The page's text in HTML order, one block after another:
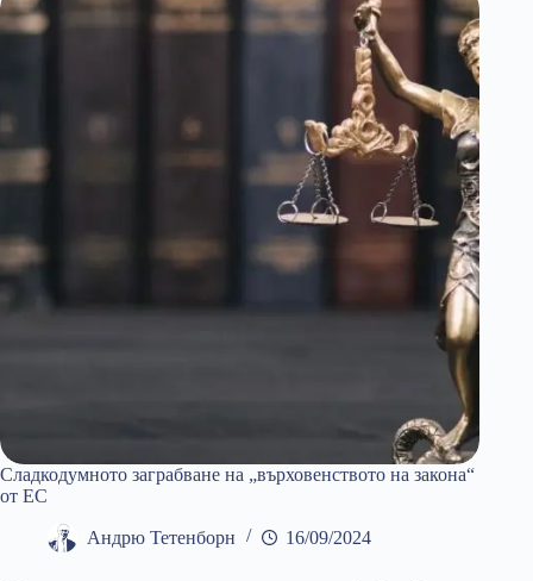
с Дейвид
Сладкодумното заграбване на „върховенството на закона“
от ЕС
Андрю Тетенборн 16/09/2024